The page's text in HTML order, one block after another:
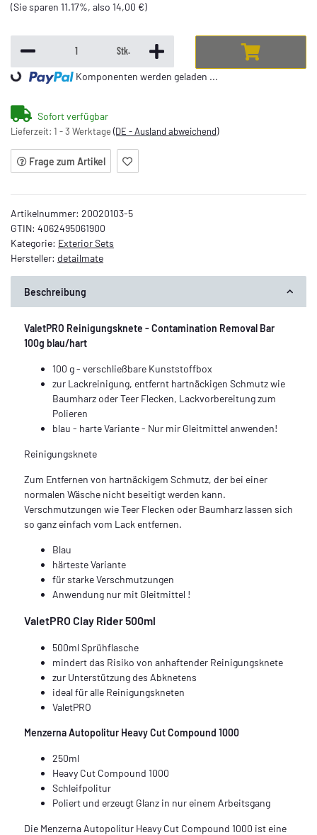
(Sie sparen 11.17%, also 14,00 €)
Stk.
Komponenten werden geladen ...
Sofort verfügbar
Lieferzeit: 1 - 3 Werktage (DE - Ausland abweichend)
Frage zum Artikel
Artikelnummer: 20020103-5
GTIN: 4062495061900
Kategorie: Exterior Sets
Hersteller: detailmate
Beschreibung
ValetPRO Reinigungsknete - Contamination Removal Bar
100g blau/hart
100 g - verschließbare Kunststoffbox
zur Lackreinigung, entfernt hartnäckigen Schmutz wie
Baumharz oder Teer Flecken, Lackvorbereitung zum
Polieren
blau - harte Variante - Nur mir Gleitmittel anwenden!
Reinigungsknete
Zum Entfernen von hartnäckigem Schmutz, der bei einer
normalen Wäsche nicht beseitigt werden kann.
Verschmutzungen wie Teer Flecken oder Baumharz lassen sich
so ganz einfach vom Lack entfernen.
Blau
härteste Variante
für starke Verschmutzungen
Anwendung nur mit Gleitmittel !
ValetPRO Clay Rider 500ml
500ml Sprühflasche
mindert das Risiko von anhaftender Reinigungsknete
zur Unterstützung des Abknetens
ideal für alle Reinigungskneten
ValetPRO
Menzerna Autopolitur Heavy Cut Compound 1000
250ml
Heavy Cut Compound 1000
Schleifpolitur
Poliert und erzeugt Glanz in nur einem Arbeitsgang
Die Menzerna Autopolitur Heavy Cut Compound 1000 ist eine